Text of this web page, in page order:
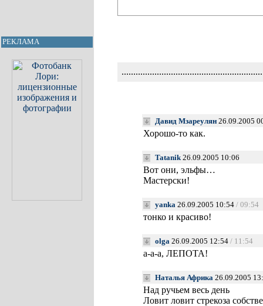
РЕКЛАМА
Давид Мзареулян 26.09.2005
Хорошо-то как.
Tatanik26.09.2005 10:06
Вот они, эльфы…
Мастерски!
yanka 26.09.2005 10:54 / 09:54
тонко и красиво!
olga 26.09.2005 12:54 / 11:54
а-а-а, ЛЕПОТА!
Наталья Африка 26.09.2005
Над ручьем весь день
Ловит ловит стрекоза